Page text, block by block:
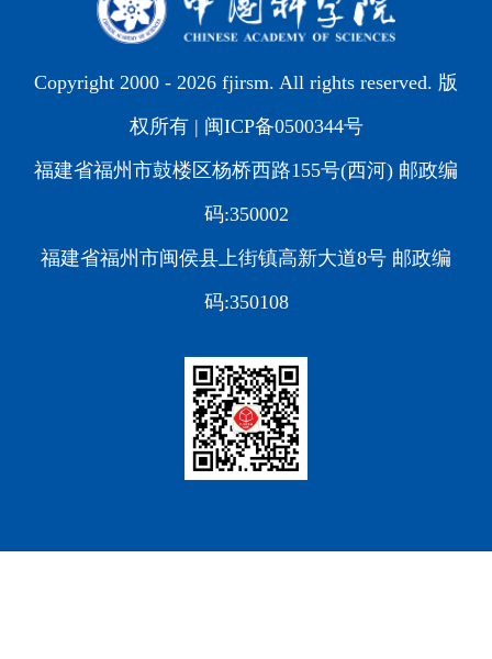
Copyright 2000 - 2026 fjirsm. All rights reserved. 版
权所有 | 闽ICP备0500344号
福建省福州市鼓楼区杨桥西路155号(西河) 邮政编
码:350002
福建省福州市闽侯县上街镇高新大道8号 邮政编
码:350108